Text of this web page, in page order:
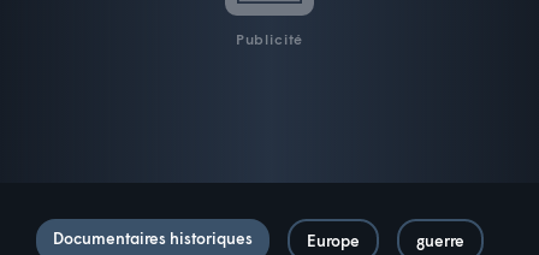
Publicité
Documentaires historiques Europe guerre